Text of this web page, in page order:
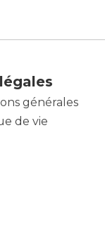
générales
de vie